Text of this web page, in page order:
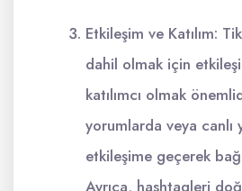
Etkileşim ve Katılım:
dahil olmak için
katılımcı olmak
yorumlarda veya canlı
etkileşime geçerek
Ayrıca, hashtagleri